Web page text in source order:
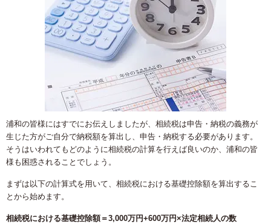
浦和の皆様にはすでにお伝えしましたが、相続税は申告・納税の義務が
生じた方がご自分で納税額を算出し、申告・納税する必要があります。
そうはいわれてもどのように相続税の計算を行えば良いのか、浦和の皆
様も困惑されることでしょう。
まずは以下の計算式を用いて、相続税における基礎控除額を算出するこ
とから始めます。
相続税における基礎控除額＝3,000万円+600万円×法定相続人の数